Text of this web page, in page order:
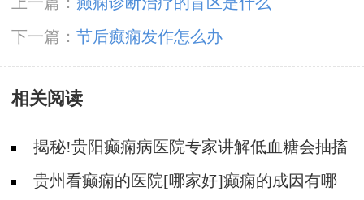
下一篇： 节后癫痫发作怎么办
相关阅读
揭秘!贵阳癫痫病医院专家讲解低血糖会抽搐
吗?贵州看癫痫的医院[哪家好]癫痫的成因有哪